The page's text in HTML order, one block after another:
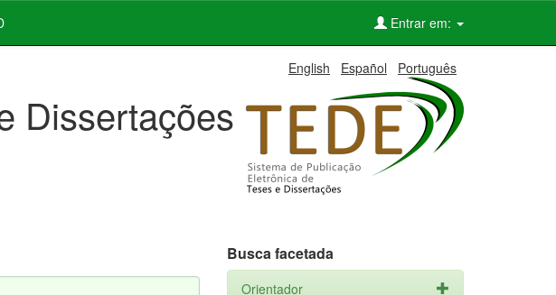
Entrar em:
English Español Português
Dissertações
Busca facetada
Orientador